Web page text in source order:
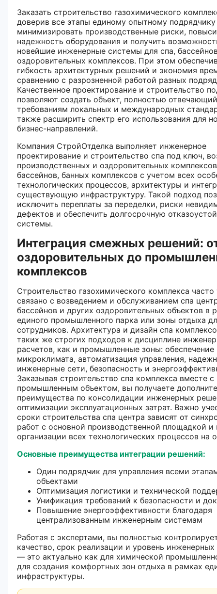
Заказать строительство газохимического
доверив все этапы единому опытному
минимизировать производственные риски,
надежность оборудования и получить
новейшие инженерные системы для спа,
оздоровительных комплексов. При этом
гибкость архитектурных решений и экономия
сравнению с разрозненной работой разных
Качественное проектирование и строительство
позволяют создать объект, полностью отвечающий
требованиям локальных и международных
также расширить спектр его использования для
бизнес-направлений.
Компания СтройОтделка выполняет инженерное
проектирование и строительство спа под ключ,
производственных и оздоровительных
бассейнов, банных комплексов с учетом всех
технологических процессов, архитектуры и
существующую инфраструктуру. Такой подход
исключить переплаты за переделки, риски
дефектов и обеспечить долгосрочную
системы.
Интеграция смежных решений:
оздоровительных до
комплексов
Строительство газохимического комплекса часто
связано с возведением и обслуживанием спа
бассейнов и других оздоровительных объектов в
единого промышленного парка или зоны отдыха
сотрудников. Архитектура и дизайн спа
таких же строгих подходов к дисциплине
расчетов, как и промышленные зоны: обеспечение
микроклимата, автоматизация управления,
инженерные сети, безопасность и
Заказывая строительство спа комплекса вместе с
промышленным объектом, вы получаете
преимущества по консолидации инженерных
оптимизации эксплуатационных затрат. Важно
сроки строительства спа центра зависят от
работ с основной производственной площадкой и
организации всех технологических процессов на
Основные преимущества интеграции решений:
Один подрядчик для управления всеми
объектами
Оптимизация логистики и технической
Унификация требований к безопасности и
Повышение энергоэффективности благодаря
централизованным инженерным системам
Работая с экспертами, вы полностью
качество, срок реализации и уровень
— это актуально как для химической
для создания комфортных зон отдыха в рамках
инфраструктуры.